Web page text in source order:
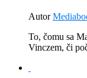
Autor
To, čomu sa
Vinczem, či